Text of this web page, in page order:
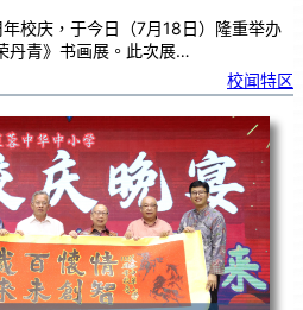
校庆，于今日（7月18日）隆重举办
丹青》书画展。此次展…
校闻特区